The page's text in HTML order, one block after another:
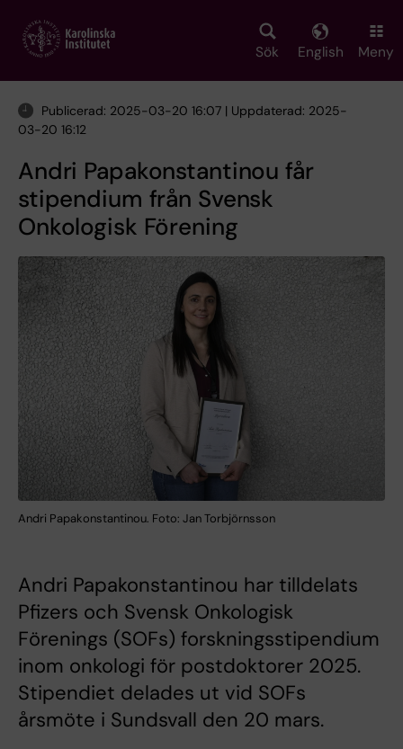
main
Sök English Meny
Publicerad: 2025-03-20 16:07 | Uppdaterad: 2025-
03-20 16:12
Andri Papakonstantinou får
stipendium från Svensk
Onkologisk Förening
Andri Papakonstantinou. Foto: Jan Torbjörnsson
Andri Papakonstantinou har tilldelats
Pfizers och Svensk Onkologisk
Förenings (SOFs) forskningsstipendium
inom onkologi för postdoktorer 2025.
Stipendiet delades ut vid SOFs
årsmöte i Sundsvall den 20 mars.